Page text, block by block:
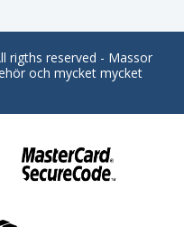
rigths reserved - Massor
och mycket mycket